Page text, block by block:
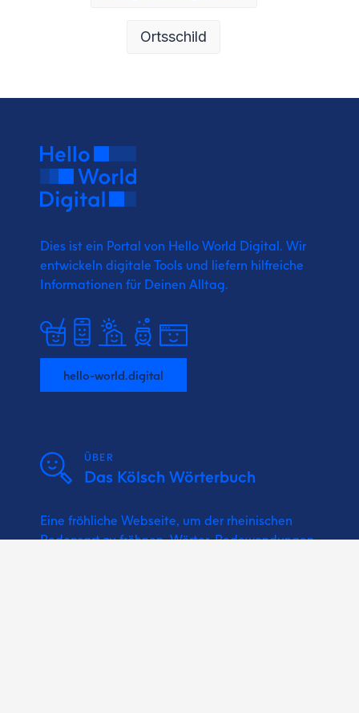
Ortsschild
Dies ist ein Portal von Hello World Digital. Wir
entwickeln digitale Tools und liefern hilfreiche
Informationen für Deinen Alltag.
hello-world.digital
ÜBER
Das Kölsch Wörterbuch
Eine fröhliche Webseite, um der rheinischen
Redensart zu fröhnen. Wörter, Redewendungen,